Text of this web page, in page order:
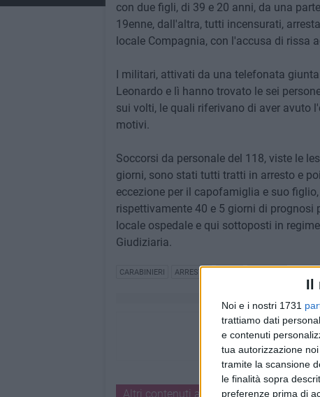
Il
Noi e i nostri 1731
trattiamo dati
e contenuti
tua autorizzazione
tramite la scansione
le finalità sopra
preferenze prima di
con due figli, di 39 e 20 anni, da una
19enne, dall'altra, tutti incensurati,
locale Compagnia, con l'accusa di rissa
I militari, attivati da una telefonata
Leonardo e lì hanno trovato le sei
sui volti, le quali riferivano di aver avuto
motivi.
Soccorsi da personale del 118, viste le
giorni, sono stati tutti tratti in arresto e
eccezione per il capofamiglia e suo
rispettivamente 40 e 5 giorni di
locale ospedale e qui sottoposti in
Giudiziaria.
CARABINIERI ARRESTO
Altri contenuti a tema